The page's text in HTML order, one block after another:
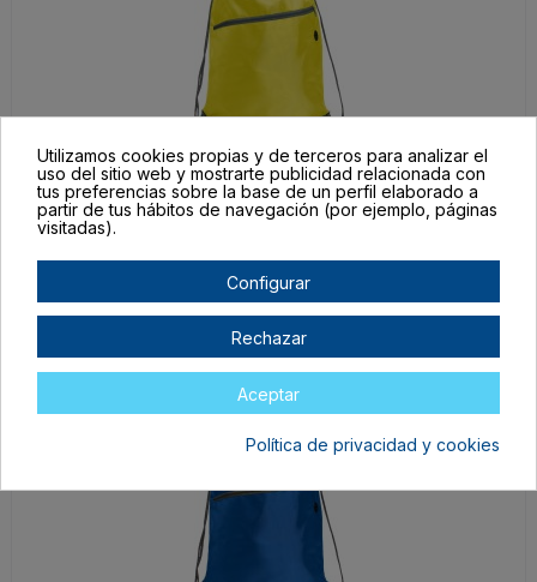
BO71529003
Amarillo
En stock
Utilizamos cookies propias y de terceros para analizar el
uso del sitio web y mostrarte publicidad relacionada con
tus preferencias sobre la base de un perfil elaborado a
partir de tus hábitos de navegación (por ejemplo, páginas
visitadas).
Configurar
Rechazar
Aceptar
Política de privacidad y cookies